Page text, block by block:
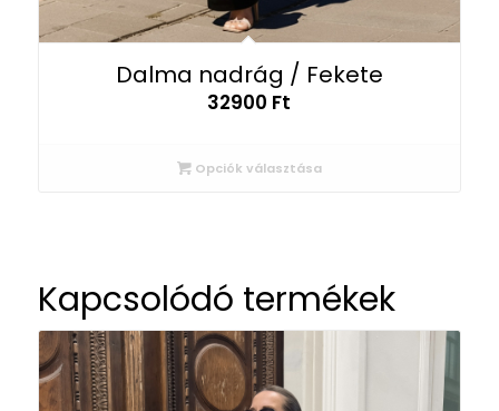
Dalma nadrág / Fekete
32900 Ft
Opciók választása
Kapcsolódó termékek